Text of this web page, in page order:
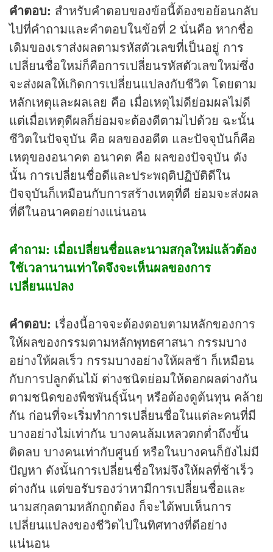
คำตอบ: สำหรับคำตอบของข้อนี้ต้องขอย้อนกลับ
ไปที่คำถามและคำตอบในข้อที่ 2 นั่นคือ หากชื่อ
เดิมของเราส่งผลตามรหัสตัวเลขที่เป็นอยู่ การ
เปลี่ยนชื่อใหม่ก็คือการเปลี่ยนรหัสตัวเลขใหม่ซึ่ง
จะส่งผลให้เกิดการเปลี่ยนแปลงกับชีวิต โดยตาม
หลักเหตุและผลเลย คือ เมื่อเหตุไม่ดีย่อมผลไม่ดี
แต่เมื่อเหตุดีผลก็ย่อมจะต้องดีตามไปด้วย ฉะนั้น
ชีวิตในปัจจุบัน คือ ผลของอดีต และปัจจุบันก็คือ
เหตุของอนาคต อนาคต คือ ผลของปัจจุบัน ดัง
นั้น การเปลี่ยนชื่อดีและประพฤติปฏิบัติดีใน
ปัจจุบันก็เหมือนกับการสร้างเหตุที่ดี ย่อมจะส่งผล
ที่ดีในอนาคตอย่างแน่นอน
คำถาม: เมื่อเปลี่ยนชื่อและนามสกุลใหม่แล้วต้อง
ใช้เวลานานเท่าใดจึงจะเห็นผลของการ
เปลี่ยนแปลง
คำตอบ: เรื่องนี้อาจจะต้องตอบตามหลักของการ
ให้ผลของกรรมตามหลักพุทธศาสนา กรรมบาง
อย่างให้ผลเร็ว กรรมบางอย่างให้ผลช้า ก็เหมือน
กับการปลูกต้นไม้ ต่างชนิดย่อมให้ดอกผลต่างกัน
ตามชนิดของพืชพันธุ์นั้นๆ หรือต้องดูต้นทุน คล้าย
กัน ก่อนที่จะเริ่มทำการเปลี่ยนชื่อในแต่ละคนที่มี
บางอย่างไม่เท่ากัน บางคนล้มเหลวตกต่ำถึงขั้น
ติดลบ บางคนเท่ากับศูนย์ หรือในบางคนก็ยังไม่มี
ปัญหา ดังนั้นการเปลี่ยนชื่อใหม่จึงให้ผลที่ช้าเร็ว
ต่างกัน แต่ขอรับรองว่าหามีการเปลี่ยนชื่อและ
นามสกุลตามหลักถูกต้อง ก็จะได้พบเห็นการ
เปลี่ยนแปลงของชีวิตไปในทิศทางที่ดีอย่าง
แน่นอน